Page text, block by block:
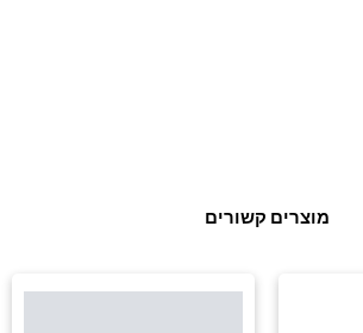
מוצרים קשורים